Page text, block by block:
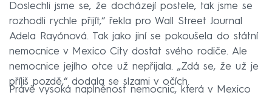
Doslechli jsme se, že docházejí postele, tak jsme se
rozhodli rychle přijít,“ řekla pro Wall Street Journal
Adela Rayónová. Tak jako jiní se pokoušela do státní
nemocnice v Mexico City dostat svého rodiče. Ale
nemocnice jejího otce už nepřijala. „Zdá se, že už je
příliš pozdě,“ dodala se slzami v očích.
Právě vysoká naplněnost nemocnic, která v Mexico